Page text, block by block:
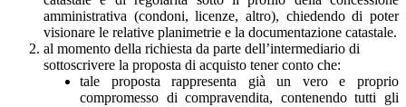
amministrativa (condoni, licenze, altro), chiedendo di poter
visionare le relative planimetrie e la documentazione catastale.
al momento della richiesta da parte dell’intermediario di
sottoscrivere la proposta di acquisto tener conto che:
tale proposta rappresenta già un vero e proprio
compromesso di compravendita, contenendo tutti gli